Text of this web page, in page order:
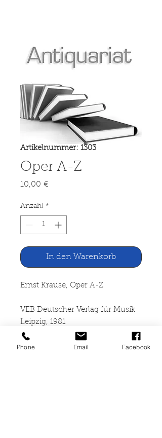
Artikelnummer: 1303
Oper A-Z
10,00 €Preis
Anzahl *
In den Warenkorb
Ernst Krause, Oper A-Z
VEB Deutscher Verlag für Musik
Leipzig, 1981
704 Seiten, gebunden
Phone Email Facebook